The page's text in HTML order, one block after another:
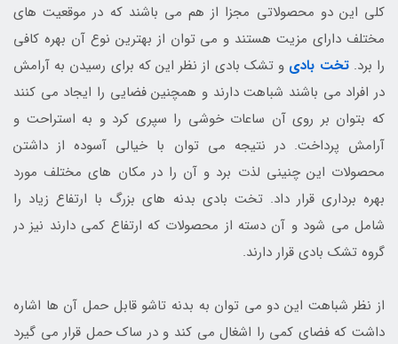
کلی این دو محصولاتی مجزا از هم می باشند که در موقعیت های
مختلف دارای مزیت هستند و می توان از بهترین نوع آن بهره کافی
را برد.تخت بادی و تشک بادی از نظر این که برای رسیدن به آرامش
در افراد می باشند شباهت دارند و همچنین فضایی را ایجاد می کنند
که بتوان بر روی آن ساعات خوشی را سپری کرد و به استراحت و
آرامش پرداخت. در نتیجه می توان با خیالی آسوده از داشتن
محصولات این چنینی لذت برد و آن را در مکان های مختلف مورد
بهره برداری قرار داد. تخت بادی بدنه های بزرگ با ارتفاع زیاد را
شامل می شود و آن دسته از محصولات که ارتفاع کمی دارند نیز در
گروه تشک بادی قرار دارند.
از نظر شباهت این دو می توان به بدنه تاشو قابل حمل آن ها اشاره
داشت که فضای کمی را اشغال می کند و در ساک حمل قرار می گیرد